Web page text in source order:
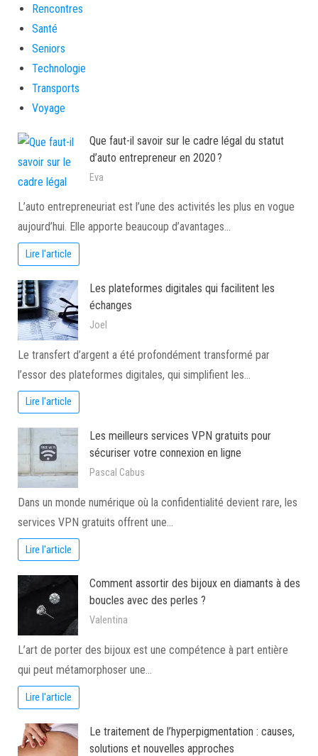
Rencontres
Santé
Seniors
Technologie
Transports
Voyage
Que faut-il savoir sur le cadre légal du statut
d’auto entrepreneur en 2020 ?
Eva
L’auto entrepreneuriat est l’une des activités les plus en vogue
aujourd’hui. Elle apporte beaucoup d’avantages…
Lire l'article
Les plateformes digitales qui facilitent les
échanges
Joel
Le transfert d’argent a été profondément transformé par
l’essor des plateformes digitales, qui simplifient les…
Lire l'article
Les meilleurs services VPN gratuits pour
sécuriser votre connexion en ligne
Pascal Cabus
Dans un monde numérique où la confidentialité devient rare, les
services VPN gratuits offrent une…
Lire l'article
Comment assortir des bijoux en diamants à des
boucles avec des perles ?
Valentina
L’art de porter des bijoux est une compétence à part entière
qui peut métamorphoser une…
Lire l'article
Le traitement de l’hyperpigmentation : causes,
solutions et nouvelles approches